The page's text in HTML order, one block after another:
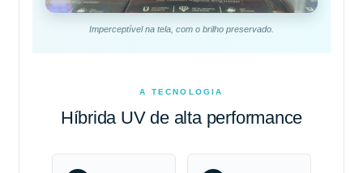
Imperceptível na tela, com o brilho preservado.
A TECNOLOGIA
Híbrida UV de alta performance